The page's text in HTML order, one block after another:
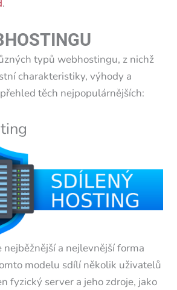
.
typů webhostingu, z nichž
charakteristiky, výhody a
těch nejpopulárnějších:
a nejlevnější forma
modelu sdílí několik uživatelů
fyzický server a jeho zdroje, jako